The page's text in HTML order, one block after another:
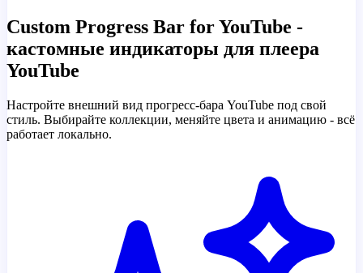
Custom Progress Bar for YouTube -
кастомные индикаторы для плеера
YouTube
Настройте внешний вид прогресс-бара YouTube под свой
стиль. Выбирайте коллекции, меняйте цвета и анимацию - всё
работает локально.